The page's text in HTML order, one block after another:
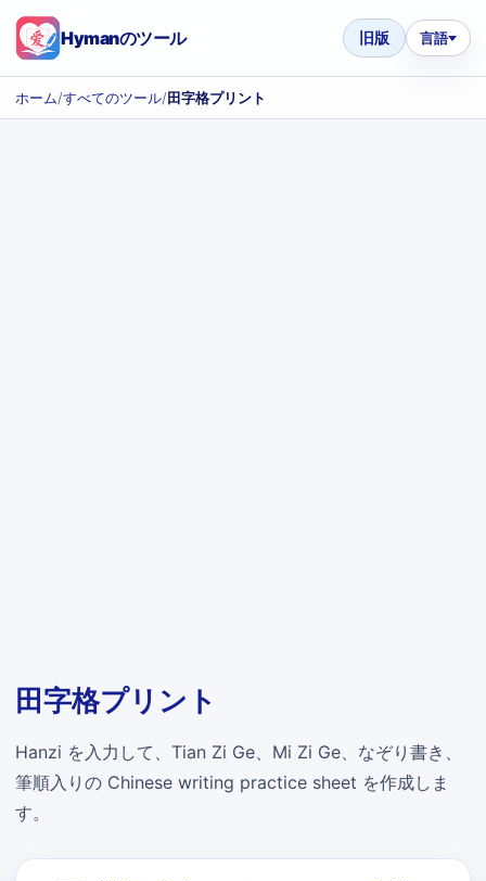
Hymanのツール 旧版 言語
ホーム/すべてのツール/田字格プリント
田字格プリント
Hanzi を入力して、Tian Zi Ge、Mi Zi Ge、なぞり書き、
筆順入りの Chinese writing practice sheet を作成しま
す。